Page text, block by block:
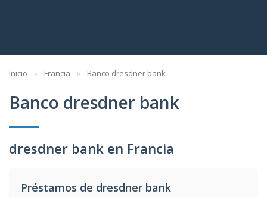
Inicio Francia Banco dresdner bank
Banco dresdner bank
dresdner bank en Francia
Préstamos de dresdner bank